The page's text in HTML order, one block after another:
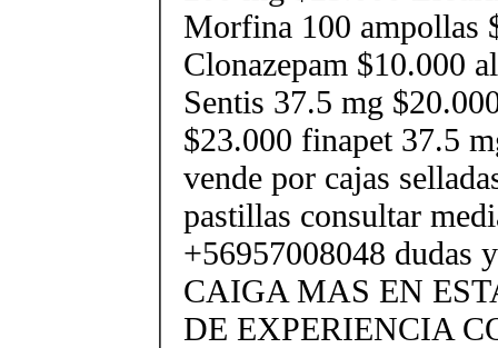
Morfina 100 ampollas
Clonazepam $10.000
Sentis 37.5 mg
$23.000 finapet 37.5
vende por cajas
pastillas consultar
+56957008048 dudas
CAIGA MAS EN
DE EXPERIENCIA